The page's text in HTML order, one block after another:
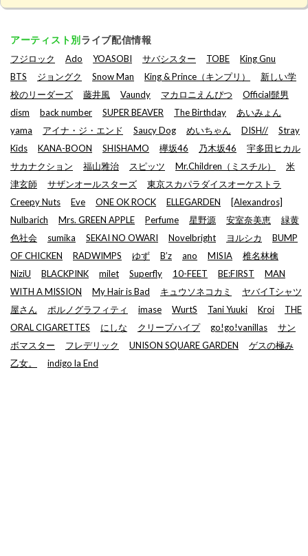
アーティスト別ライブ配信情報
フジロック Ado YOASOBI サバシスター TOBE
King Gnu
BTS
ジョングク Snow Man King & Prince（キンプリ）
新しい学
校のリーダーズ
藤井風 Vaundy マカロニえんぴつ
Official髭男
dism
back number SUPER BEAVER The Birthday
あいみょん
yama
アイナ・ジ・エンド Saucy Dog めいちゃん DISH//
Stray
Kids
KANA-BOON SHISHAMO 欅坂46 乃木坂46
宇多田ヒカル
サカナクション
福山雅治 スピッツ Mr.Children（ミスチル）
米
津玄師
サザンオールスターズ
東京スカパラダイスオーケストラ
Creepy Nuts
Eve ONE OK ROCK ELLEGARDEN
[Alexandros]
Nulbarich
Mrs. GREEN APPLE Perfume 星野源 安室奈美恵
緑黄
色社会
sumika SEKAI NO OWARI Novelbright ヨルシカ
BUMP
OF CHICKEN
RADWIMPS ゆず B’z ano MISIA
椎名林檎
NiziU
BLACKPINK milet Superfly 10-FEET BE:FIRST
MAN
WITH A MISSION
My Hair is Bad キュウソネコカミ
ヤバイTシャツ
屋さん
ポルノグラフィティ imase WurtS Tani Yuuki Kroi
THE
ORAL CIGARETTES
にしな クリープハイプ go!go!vanillas
サン
ボマスター
フレデリック UNISON SQUARE GARDEN
ゲスの極み
乙女。
indigo la End